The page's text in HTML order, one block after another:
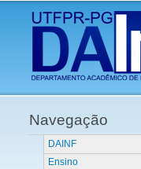
Main menu
Navegação
DAINF
Ensino